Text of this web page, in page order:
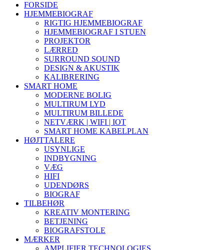
FORSIDE
HJEMMEBIOGRAF
RIGTIG HJEMMEBIOGRAF
HJEMMEBIOGRAF I STUEN
PROJEKTOR
LÆRRED
SURROUND SOUND
DESIGN & AKUSTIK
KALIBRERING
SMART HOME
MODERNE BOLIG
MULTIRUM LYD
MULTIRUM BILLEDE
NETVÆRK | WIFI | IOT
SMART HOME KABELPLAN
HØJTTALERE
USYNLIGE
INDBYGNING
VÆG
HIFI
UDENDØRS
BIOGRAF
TILBEHØR
KREATIV MONTERING
BETJENING
BIOGRAFSTOLE
MÆRKER
AMPLIFIER TECHNOLOGIES